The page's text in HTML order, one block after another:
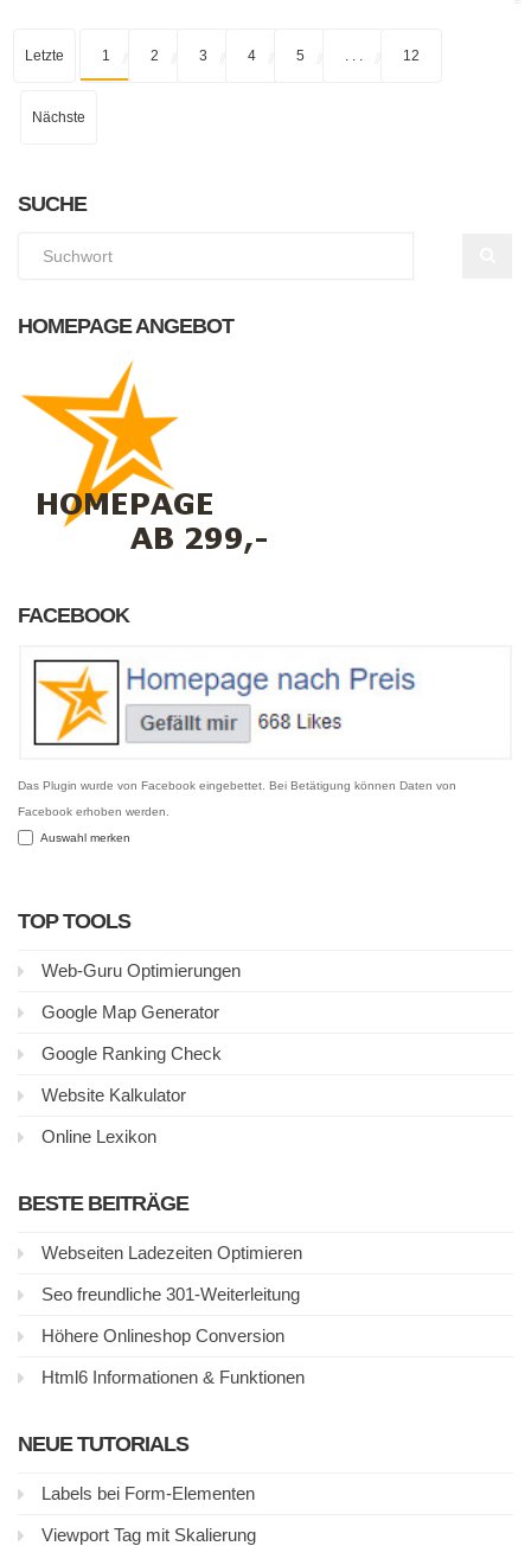
Letzte 1 2 3 4 5 12
Nächste
SUCHE
HOMEPAGE ANGEBOT
FACEBOOK
Das Plugin wurde von Facebook eingebettet. Bei Betätigung können Daten von
Facebook erhoben werden.
Auswahl merken
TOP TOOLS
Web-Guru Optimierungen
Google Map Generator
Google Ranking Check
Website Kalkulator
Online Lexikon
BESTE BEITRÄGE
Webseiten Ladezeiten Optimieren
Seo freundliche 301-Weiterleitung
Höhere Onlineshop Conversion
Html6 Informationen & Funktionen
NEUE TUTORIALS
Labels bei Form-Elementen
Viewport Tag mit Skalierung